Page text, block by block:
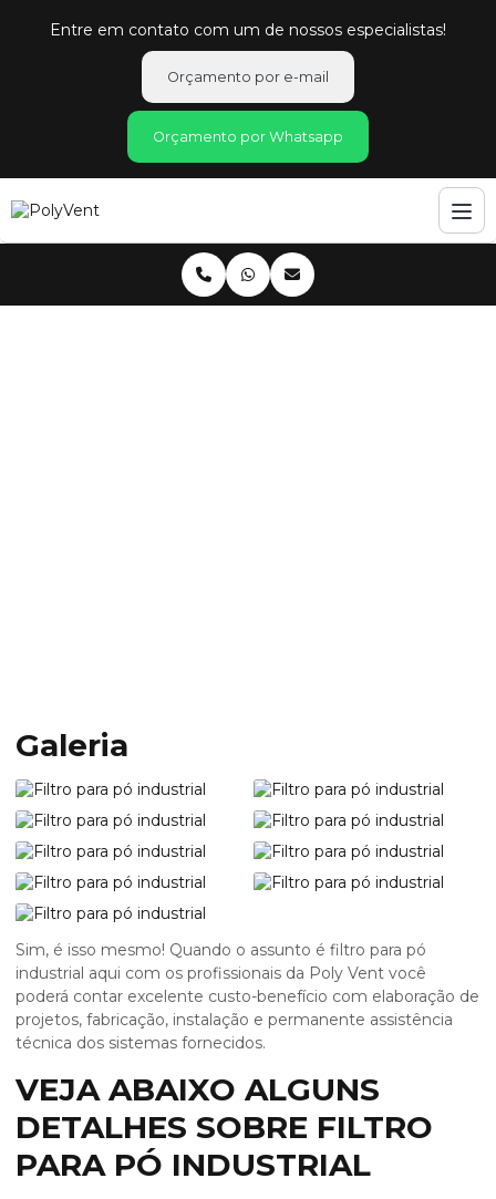
Entre em contato com um de nossos especialistas!
Orçamento por e-mail
Orçamento por Whatsapp
Galeria
Sim, é isso mesmo! Quando o assunto é filtro para pó
industrial aqui com os profissionais da Poly Vent você
poderá contar excelente custo-benefício com elaboração de
projetos, fabricação, instalação e permanente assistência
técnica dos sistemas fornecidos.
VEJA ABAIXO ALGUNS
DETALHES SOBRE FILTRO
PARA PÓ INDUSTRIAL